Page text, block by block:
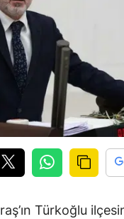
Türkoğlu